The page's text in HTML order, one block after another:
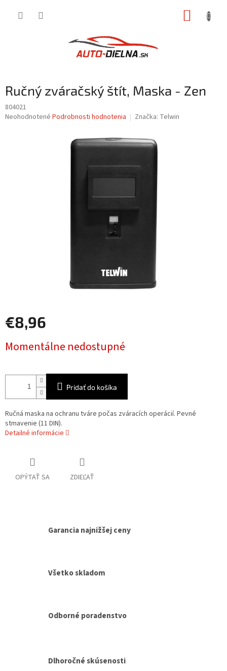
Ručný zváračský štít, Maska - Zen
804021
Priemerné
Neohodnotené Podrobnosti hodnotenia Značka: Telwin
€8,96
cena:
Momentálne nedostupné
Pridať do košíka
Ručná maska na ochranu tváre počas zváracích operácií. Pevné
stmavenie (11 DIN).
Detailné informácie
OPÝTAŤ SA ZDIEĽAŤ
Garancia najnižšej ceny
Všetko skladom
Odborné poradenstvo
Dlhoročné skúsenosti